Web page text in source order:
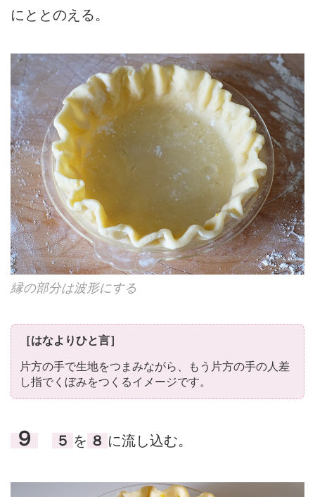
にととのえる。
縁の部分は波形にする
［はなよりひと言］
片方の手で生地をつまみながら、もう片方の手の人差
し指でくぼみをつくるイメージです。
９ ５ を ８ に流し込む。